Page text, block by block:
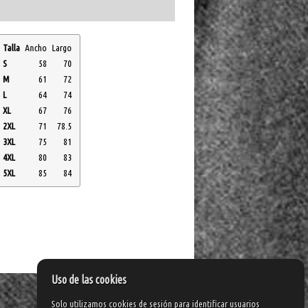
Talla Ancho Largo
S
58
70
M
61
72
L
64
74
XL
67
76
2XL
71
78.5
3XL
75
81
4XL
80
83
5XL
85 84
Uso de las cookies
Solo utilizamos cookies de sesión para identificar usuarios